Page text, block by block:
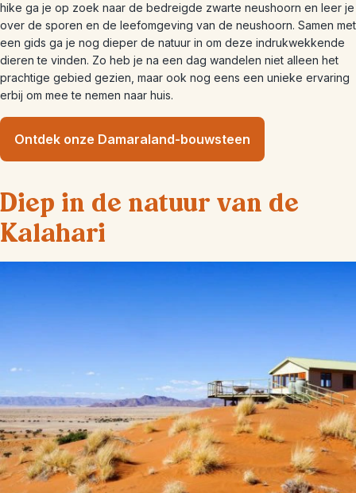
hike ga je op zoek naar de bedreigde zwarte neushoorn en leer je
over de sporen en de leefomgeving van de neushoorn. Samen met
een gids ga je nog dieper de natuur in om deze indrukwekkende
dieren te vinden. Zo heb je na een dag wandelen niet alleen het
prachtige gebied gezien, maar ook nog eens een unieke ervaring
erbij om mee te nemen naar huis.
Ontdek onze Damaraland-bouwsteen
Diep in de natuur van de
Kalahari